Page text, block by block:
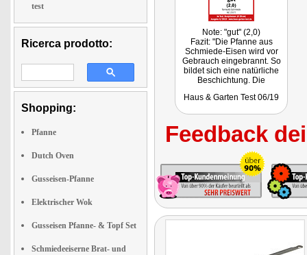
test
Ricerca prodotto:
Shopping:
Pfanne
Dutch Oven
Gusseisen-Pfanne
Elektrischer Wok
Gusseisen Pfanne- & Topf Set
Schmiedeeiserne Brat- und
Note: "gut" (2,0)
Fazit: "Die Pfanne aus
Schmiede-Eisen wird vor
Gebrauch eingebrannt. So
bildet sich eine natürliche
Beschichtung. Die
Bratgut und ermöglicht
Haus & Garten Test 06/19
Feedback